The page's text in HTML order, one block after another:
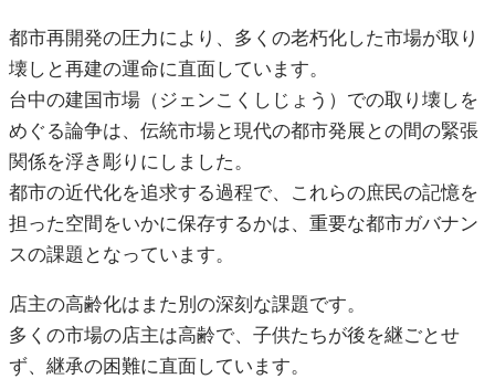
都市再開発の圧力により、多くの老朽化した市場が取り
壊しと再建の運命に直面しています。
台中の建国市場（ジェンこくしじょう）での取り壊しを
めぐる論争は、伝統市場と現代の都市発展との間の緊張
関係を浮き彫りにしました。
都市の近代化を追求する過程で、これらの庶民の記憶を
担った空間をいかに保存するかは、重要な都市ガバナン
スの課題となっています。
店主の高齢化はまた別の深刻な課題です。
多くの市場の店主は高齢で、子供たちが後を継ごとせ
ず、継承の困難に直面しています。